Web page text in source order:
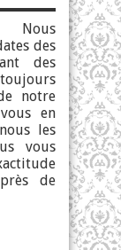
Nous
des
des
notre
en
les
vous
de